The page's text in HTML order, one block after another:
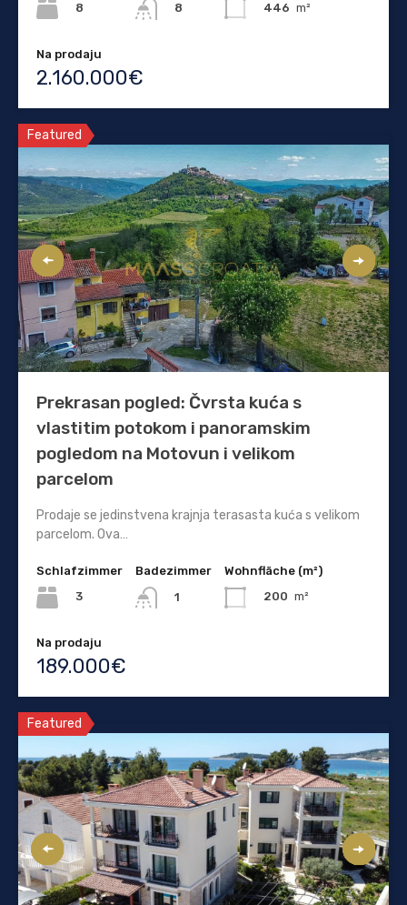
8
8
446 m²
Na prodaju
2.160.000€
Featured
Prekrasan pogled: Čvrsta kuća s
vlastitim potokom i panoramskim
pogledom na Motovun i velikom
parcelom
Prodaje se jedinstvena krajnja terasasta kuća s velikom
parcelom. Ova…
Schlafzimmer
3
Badezimmer
1
Wohnfläche (m²)
200 m²
Na prodaju
189.000€
Featured